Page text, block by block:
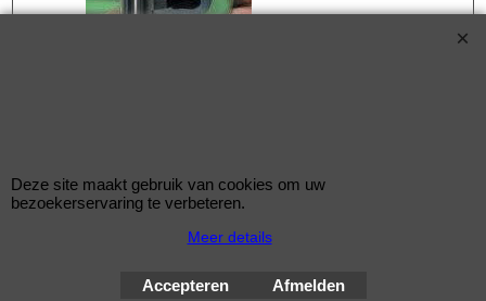
2026 sinds 1998
Deze site maakt gebruik van cookies om uw
bezoekerservaring te verbeteren.
Meer details
Accepteren Afmelden